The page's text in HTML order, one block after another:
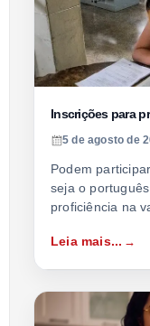
Inscrições para
5 de agosto de
Podem
seja o
proficiência na
Leia mais...